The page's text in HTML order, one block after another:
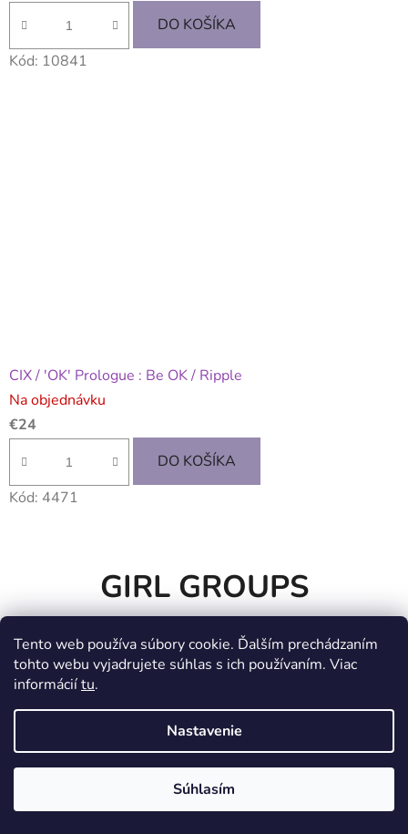
Tento web používa súbory cookie. Ďalším prechádzaním
tohto webu vyjadrujete súhlas s ich používaním. Viac
informáciítu.
Nastavenie
Súhlasím
DO KOŠÍKA
Kód: 10841
CIX / 'OK' Prologue : Be OK / Ripple
Na objednávku
€24
DO KOŠÍKA
Kód: 4471
GIRL GROUPS